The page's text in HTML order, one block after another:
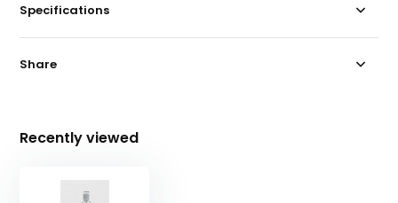
Specifications
Share
Recently viewed